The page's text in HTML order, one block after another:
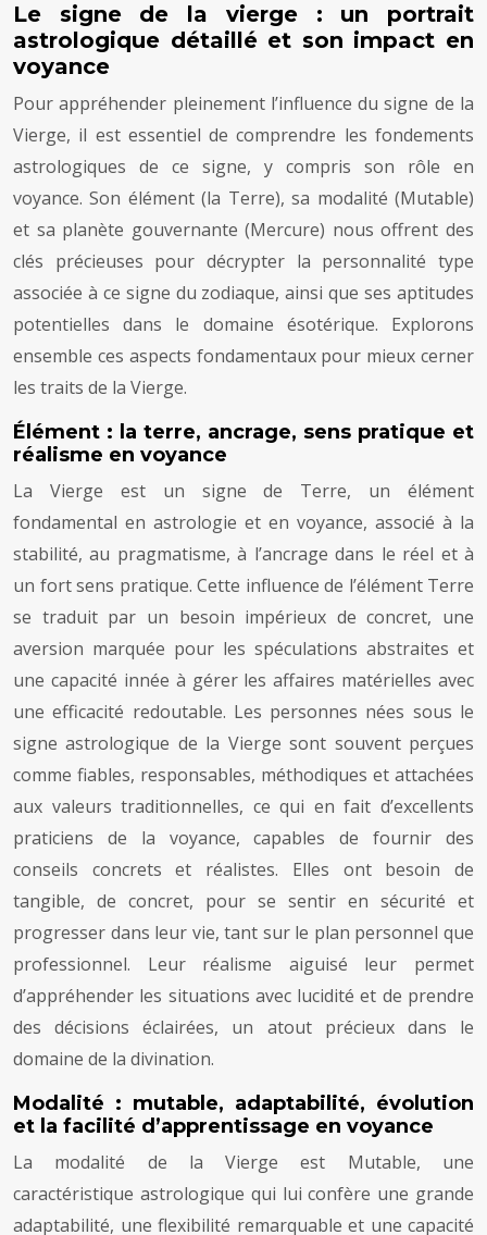
Le signe de la vierge : un portrait
astrologique détaillé et son impact en
voyance
Pour appréhender pleinement l’influence du signe de la
Vierge, il est essentiel de comprendre les fondements
astrologiques de ce signe, y compris son rôle en
voyance. Son élément (la Terre), sa modalité (Mutable)
et sa planète gouvernante (Mercure) nous offrent des
clés précieuses pour décrypter la personnalité type
associée à ce signe du zodiaque, ainsi que ses aptitudes
potentielles dans le domaine ésotérique. Explorons
ensemble ces aspects fondamentaux pour mieux cerner
les traits de la Vierge.
Élément : la terre, ancrage, sens pratique et
réalisme en voyance
La Vierge est un signe de Terre, un élément
fondamental en astrologie et en voyance, associé à la
stabilité, au pragmatisme, à l’ancrage dans le réel et à
un fort sens pratique. Cette influence de l’élément Terre
se traduit par un besoin impérieux de concret, une
aversion marquée pour les spéculations abstraites et
une capacité innée à gérer les affaires matérielles avec
une efficacité redoutable. Les personnes nées sous le
signe astrologique de la Vierge sont souvent perçues
comme fiables, responsables, méthodiques et attachées
aux valeurs traditionnelles, ce qui en fait d’excellents
praticiens de la voyance, capables de fournir des
conseils concrets et réalistes. Elles ont besoin de
tangible, de concret, pour se sentir en sécurité et
progresser dans leur vie, tant sur le plan personnel que
professionnel. Leur réalisme aiguisé leur permet
d’appréhender les situations avec lucidité et de prendre
des décisions éclairées, un atout précieux dans le
domaine de la divination.
Modalité : mutable, adaptabilité, évolution
et la facilité d’apprentissage en voyance
La modalité de la Vierge est Mutable, une
caractéristique astrologique qui lui confère une grande
adaptabilité, une flexibilité remarquable et une capacité